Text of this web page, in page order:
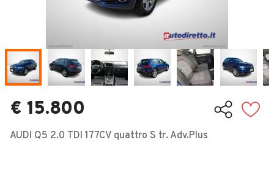
Veicoli Commerciali
Concessionari
€ 15.800
AUDI Q5 2.0 TDI 177CV quattro S tr. Adv.Plus